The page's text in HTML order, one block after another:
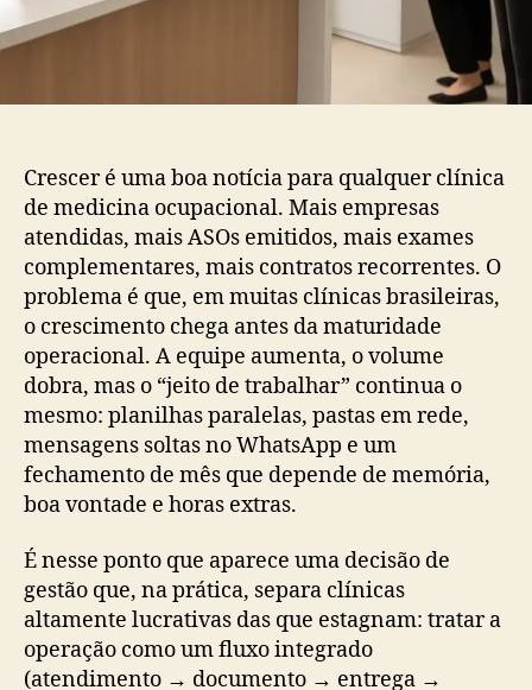
Crescer é uma boa notícia para qualquer clínica
de medicina ocupacional. Mais empresas
atendidas, mais ASOs emitidos, mais exames
complementares, mais contratos recorrentes. O
problema é que, em muitas clínicas brasileiras,
o crescimento chega antes da maturidade
operacional. A equipe aumenta, o volume
dobra, mas o “jeito de trabalhar” continua o
mesmo: planilhas paralelas, pastas em rede,
mensagens soltas no WhatsApp e um
fechamento de mês que depende de memória,
boa vontade e horas extras.
É nesse ponto que aparece uma decisão de
gestão que, na prática, separa clínicas
altamente lucrativas das que estagnam: tratar a
operação como um fluxo integrado
(atendimento → documento → entrega →